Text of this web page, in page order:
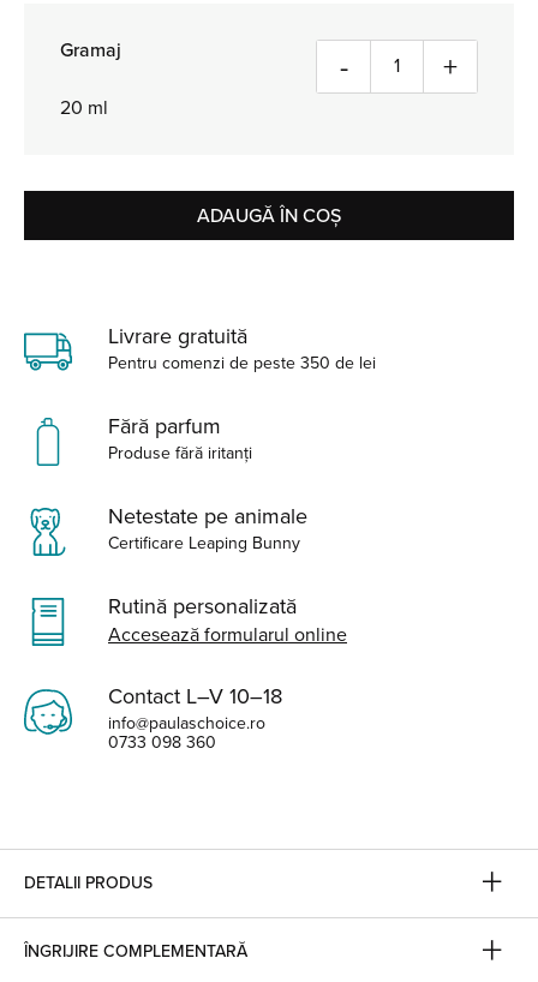
Gramaj
20 ml
- +
ADAUGĂ ÎN COȘ
Livrare gratuită
Pentru comenzi de peste 350 de lei
Fără parfum
Produse fără iritanți
Netestate pe animale
Certificare Leaping Bunny
Rutină personalizată
Accesează formularul online
Contact L–V 10–18
info@paulaschoice.ro
0733 098 360
DETALII PRODUS
ÎNGRIJIRE COMPLEMENTARĂ